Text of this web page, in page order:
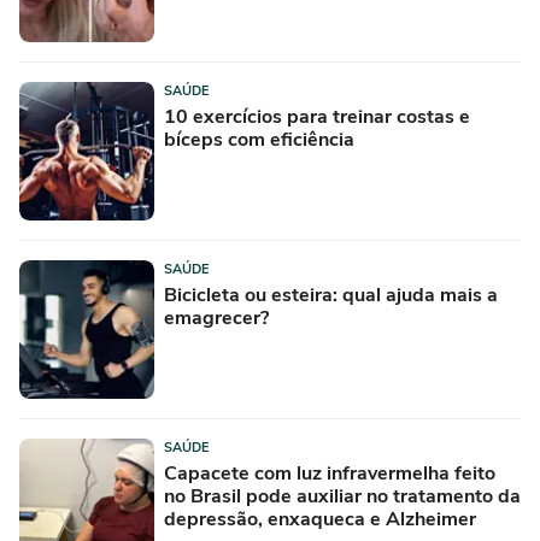
SAÚDE
10 exercícios para treinar costas e
bíceps com eficiência
SAÚDE
Bicicleta ou esteira: qual ajuda mais a
emagrecer?
SAÚDE
Capacete com luz infravermelha feito
no Brasil pode auxiliar no tratamento da
depressão, enxaqueca e Alzheimer